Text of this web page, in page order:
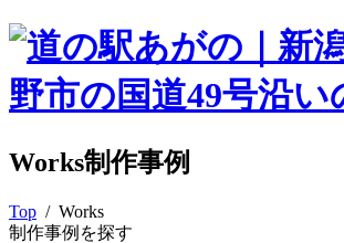
Works制作事例
Top / Works
制作事例を探す